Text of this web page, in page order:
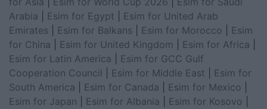
Arabia
Esim for Egypt
Esim for United Arab
Emirates
Esim for Balkans Esim for Morocco
Esim
for China
Esim for United Kingdom Esim for Africa
Esim for Latin America
Esim for GCC Gulf
Cooperation Council
Esim for Middle East
Esim for
South America
Esim for Canada Esim for Mexico
Esim for Japan
Esim for Albania Esim for Kosovo